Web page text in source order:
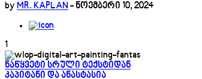
by MR. KAPLAN -ნოემბერი 10, 2024
1
ნაწყვეტი სრული ტექსტიდან
კაპიტანი და ანასტასია